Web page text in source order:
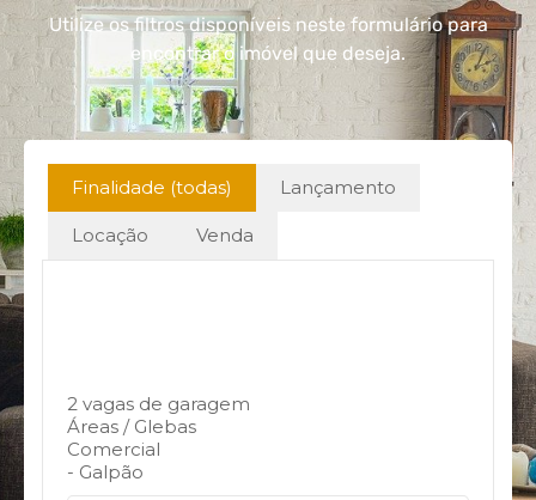
Utilize os filtros disponíveis neste formulário para
encontrar o imóvel que deseja.
Finalidade (todas) Lançamento
Locação Venda